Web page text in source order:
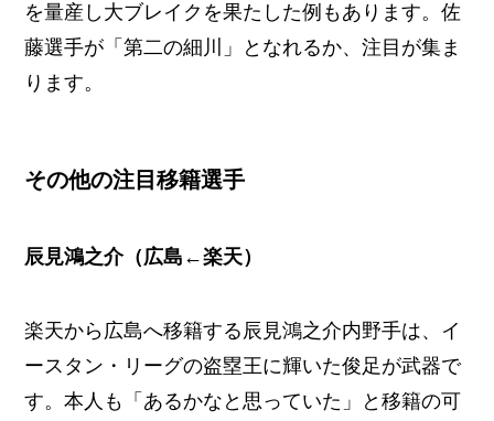
を量産し大ブレイクを果たした例もあります。佐
藤選手が「第二の細川」となれるか、注目が集ま
ります。
その他の注目移籍選手
辰見鴻之介（広島←楽天）
楽天から広島へ移籍する辰見鴻之介内野手は、イ
ースタン・リーグの盗塁王に輝いた俊足が武器で
す。本人も「あるかなと思っていた」と移籍の可